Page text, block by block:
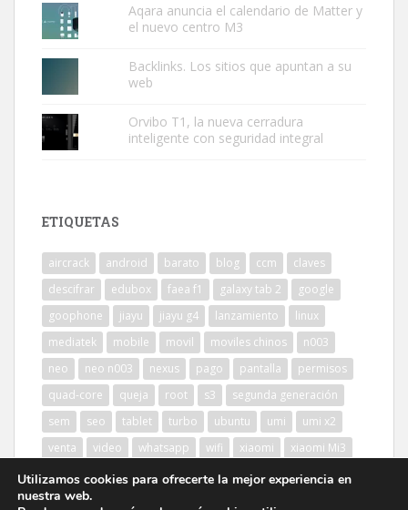
Aqara anuncia el calendario de Matter y
el nuevo centro M3
Backlinks. Los sitios que apuntan a su
web
Orvibo T1, la nueva cerradura
inteligente con seguridad integral
ETIQUETAS
aircrack android barato blog ccm
claves
descifrar
edubox faea f1 galaxy tab 2
google
goophone
jiayu jiayu g4 lanzamiento
linux
mediatek
mobile movil moviles chinos
n003
neo
neo n003 nexus pago pantalla
permisos
quad-core
queja root s3
segunda generación
sem
seo tablet turbo ubuntu umi
umi x2
venta
video whatsapp wifi xiaomi xiaomi Mi3
Utilizamos cookies para ofrecerte la mejor experiencia en
nuestra web.